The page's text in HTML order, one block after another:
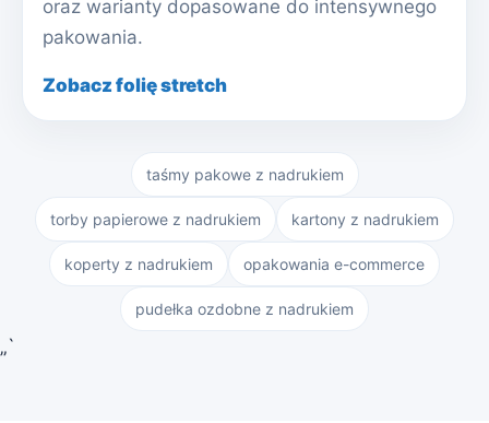
oraz warianty dopasowane do intensywnego
pakowania.
Zobacz folię stretch
taśmy pakowe z nadrukiem
torby papierowe z nadrukiem kartony z nadrukiem
koperty z nadrukiem opakowania e-commerce
pudełka ozdobne z nadrukiem
„`